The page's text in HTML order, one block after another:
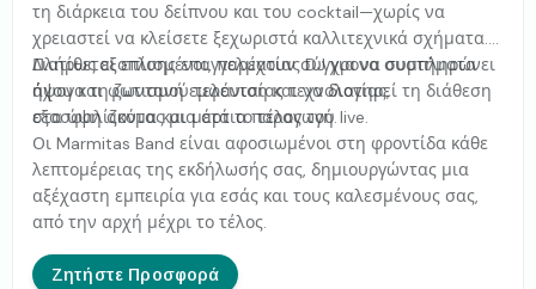
τη διάρκεια του δείπνου και του cocktail—χωρίς να
χρειαστεί να κλείσετε ξεχωριστά καλλιτεχνικά σχήματα.
Διατίθεται επίσης επαγγελματίας DJ για να συμπληρώνει
άψογα τη ζωντανή εμφάνιση και να διατηρεί τη διάθεση
στα ύψη ακόμα και μετά το τέλος του live.
Πλήρως εξοπλισμένοι, παρέχουν σύγχρονα συστήματα
ήχου και φωτισμού τελευταίας τεχνολογίας,
εξασφαλίζοντας μια άρτια παραγωγή.
Οι Marmitas Band είναι αφοσιωμένοι στη φροντίδα κάθε
λεπτομέρειας της εκδήλωσής σας, δημιουργώντας μια
αξέχαστη εμπειρία για εσάς και τους καλεσμένους σας,
από την αρχή μέχρι το τέλος.
Ζητήστε Προσφορά